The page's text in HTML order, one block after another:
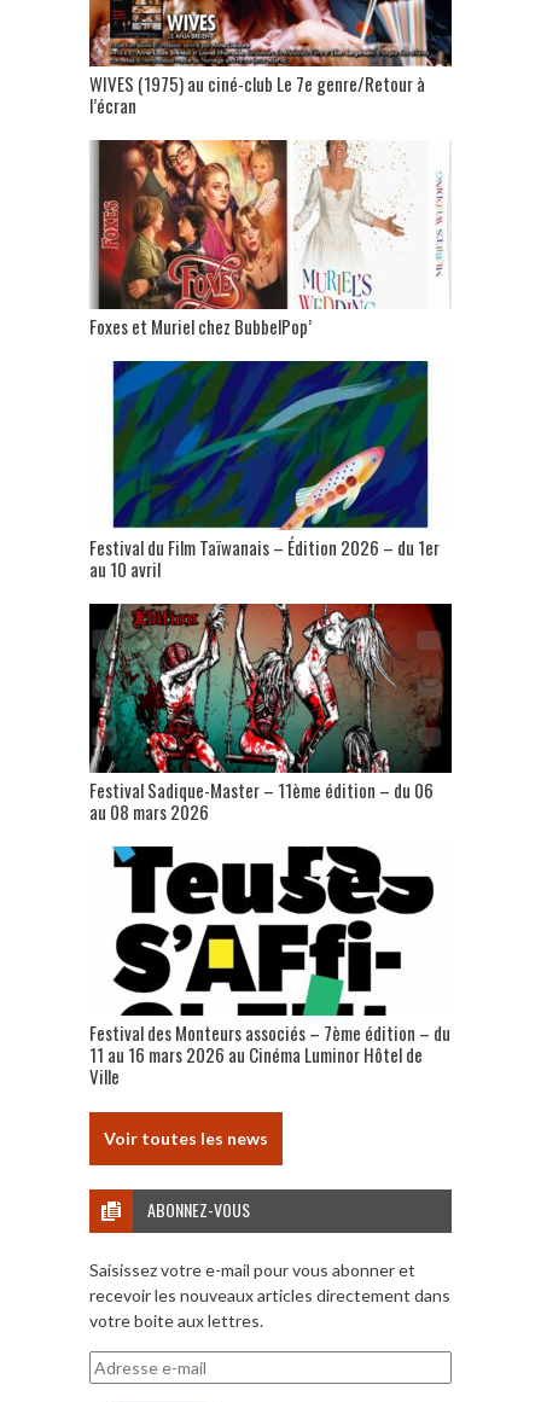
WIVES (1975) au ciné-club Le 7e genre/Retour à
l’écran
Foxes et Muriel chez BubbelPop’
Festival du Film Taïwanais – Édition 2026 – du 1er
au 10 avril
Festival Sadique-Master – 11ème édition – du 06
au 08 mars 2026
Festival des Monteurs associés – 7ème édition – du
11 au 16 mars 2026 au Cinéma Luminor Hôtel de
Ville
Voir toutes les news
ABONNEZ-VOUS
Saisissez votre e-mail pour vous abonner et
recevoir les nouveaux articles directement dans
votre boite aux lettres.
Adresse
e-